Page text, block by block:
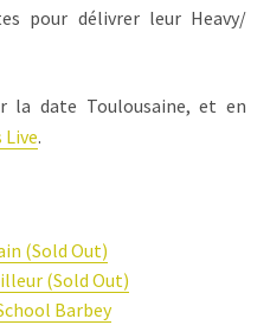
pour délivrer leur Heavy/
la date Toulousaine, et en
Live.
(Sold Out)
(Sold Out)
Barbey